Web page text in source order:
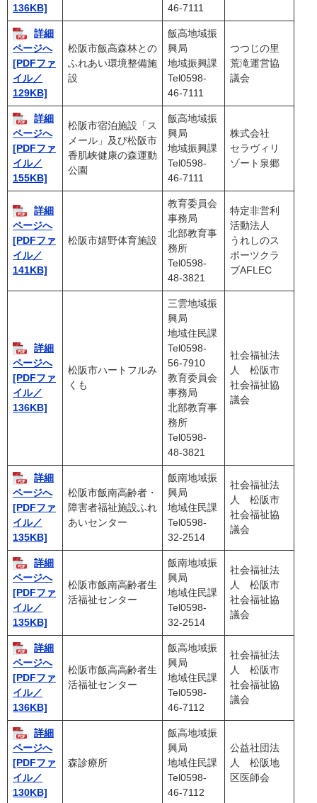
136KB]
46-7111
詳細
ページへ
[PDFファ
イル／
129KB]
松阪市飯高森林との
ふれあい環境整備施
設
飯高地域振
興局
地域振興課
Tel0598-
46-7111
つつじの里
荒滝運営協
議会
詳細
ページへ
[PDFファ
イル／
155KB]
松阪市宿泊施設「ス
メール」及び松阪市
香肌峡健康の森運動
公園
飯高地域振
興局
地域振興課
Tel0598-
46-7111
株式会社
セラヴィリ
ゾート泉郷
詳細
ページへ
[PDFファ
イル／
141KB]
松阪市嬉野体育施設
教育委員会
事務局
北部教育事
務所
Tel0598-
48-3821
特定非営利
活動法人
うれしのス
ポーツクラ
ブAFLEC
詳細
ページへ
[PDFファ
イル／
136KB]
松阪市ハートフルみ
くも
三雲地域振
興局
地域住民課
Tel0598-
56-7910
教育委員会
事務局
北部教育事
務所
Tel0598-
48-3821
社会福祉法
人 松阪市
社会福祉協
議会
詳細
ページへ
[PDFファ
イル／
135KB]
松阪市飯南高齢者・
障害者福祉施設ふれ
あいセンター
飯南地域振
興局
地域住民課
Tel0598-
32-2514
社会福祉法
人 松阪市
社会福祉協
議会
詳細
ページへ
[PDFファ
イル／
135KB]
松阪市飯南高齢者生
活福祉センター
飯南地域振
興局
地域住民課
Tel0598-
32-2514
社会福祉法
人 松阪市
社会福祉協
議会
詳細
ページへ
[PDFファ
イル／
136KB]
松阪市飯高高齢者生
活福祉センター
飯高地域振
興局
地域住民課
Tel0598-
46-7112
社会福祉法
人 松阪市
社会福祉協
議会
詳細
ページへ
[PDFファ
イル／
130KB]
森診療所
飯高地域振
興局
地域住民課
Tel0598-
46-7112
公益社団法
人 松阪地
区医師会